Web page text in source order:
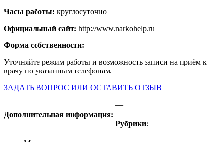
Часы работы: круглосуточно
Официальный сайт: http://www.narkohelp.ru
Форма собственности: —
Уточняйте режим работы и возможность записи на приём к
врачу по указанным телефонам.
ЗАДАТЬ ВОПРОС ИЛИ ОСТАВИТЬ ОТЗЫВ
Дополнительная информация:
—
Рубрики: